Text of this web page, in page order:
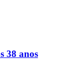
38 anos